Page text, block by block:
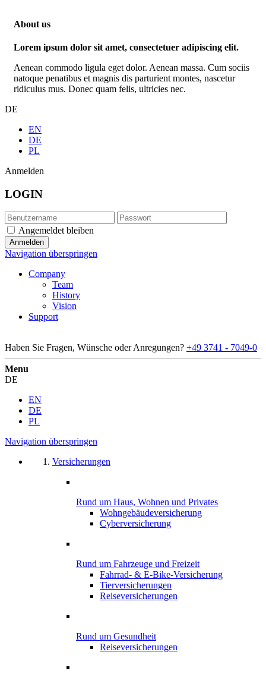
About us
Lorem ipsum dolor sit amet, consectetuer adipiscing elit.
Aenean commodo ligula eget dolor. Aenean massa. Cum sociis
natoque penatibus et magnis dis parturient montes, nascetur
ridiculus mus. Donec quam felis, ultricies nec.
DE
EN
DE
PL
Anmelden
LOGIN
Angemeldet bleiben
Navigation überspringen
Company
Team
History
Vision
Support
Haben Sie Fragen, Wünsche oder Anregungen? +49 3741 - 7049-0
Menu
DE
EN
DE
PL
Navigation überspringen
Versicherungen
Rund um Haus, Wohnen und Privates
Wohngebäude­versicherung
Cyber­versicherung
Rund um Fahrzeuge und Freizeit
Fahrrad- & E-Bike-Versicherung
Tierversicherungen
Reiseversicherungen
Rund um Gesundheit
Reiseversicherungen